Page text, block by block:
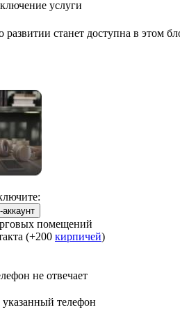
услуги
станет доступна в этом
аккаунт
помещений
(+200 кирпичей)
не отвечает
телефон